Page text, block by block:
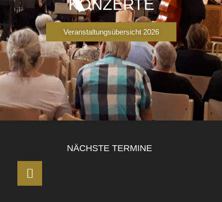
KONZERTE
Veranstaltungsübersicht 2026
NÄCHSTE TERMINE